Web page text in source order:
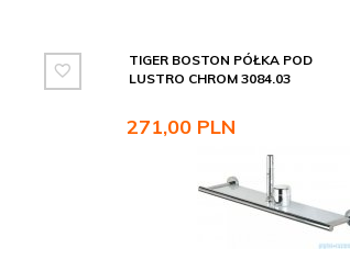
TIGER BOSTON PÓŁKA POD
LUSTRO CHROM 3084.03
271,00 PLN